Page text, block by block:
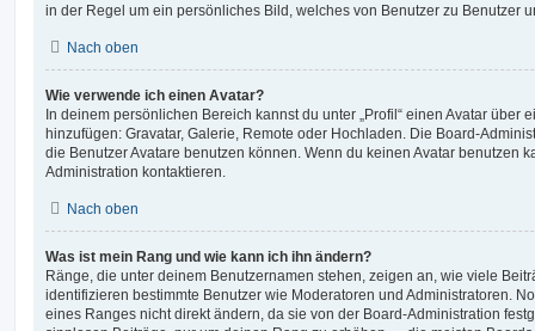
in der Regel um ein persönliches Bild, welches von Benutzer zu Benutzer
Nach oben
Wie verwende ich einen Avatar?
In deinem persönlichen Bereich kannst du unter „Profil“ einen Avatar über
hinzufügen: Gravatar, Galerie, Remote oder Hochladen. Die Board-
die Benutzer Avatare benutzen können. Wenn du keinen Avatar benutzen
Administration kontaktieren.
Nach oben
Was ist mein Rang und wie kann ich ihn ändern?
Ränge, die unter deinem Benutzernamen stehen, zeigen an, wie viele
identifizieren bestimmte Benutzer wie Moderatoren und Administratoren.
eines Ranges nicht direkt ändern, da sie von der Board-Administration